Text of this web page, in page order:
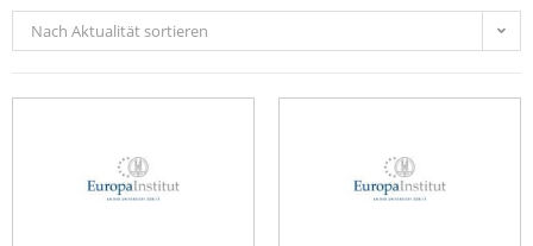
Nach Aktualität sortieren